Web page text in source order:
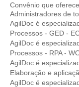
Convênio que
Administradores de
AgilDoc é
Processos - GED -
AgilDoc é
Processos - RPA -
AgilDoc é
Elaboração e
AgilDoc é